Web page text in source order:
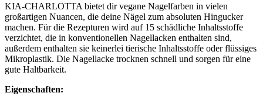
KIA-CHARLOTTA bietet dir vegane Nagelfarben in vielen
großartigen Nuancen, die deine Nägel zum absoluten Hingucker
machen. Für die Rezepturen wird auf 15 schädliche Inhaltsstoffe
verzichtet, die in konventionellen Nagellacken enthalten sind,
außerdem enthalten sie keinerlei tierische Inhaltsstoffe oder flüssiges
Mikroplastik. Die Nagellacke trocknen schnell und sorgen für eine
gute Haltbarkeit.
Eigenschaften: